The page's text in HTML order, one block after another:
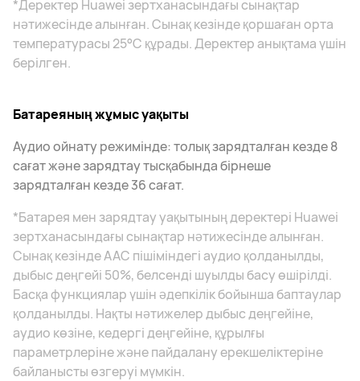
*Деректер Huawei зертханасындағы сынақтар
нәтижесінде алынған. Сынақ кезінде қоршаған орта
температурасы 25°С құрады. Деректер анықтама үшін
берілген.
Батареяның жұмыс уақыты
Аудио ойнату режимінде: толық зарядталған кезде 8
сағат және зарядтау тысқабында бірнеше
зарядталған кезде 36 сағат.
*Батарея мен зарядтау уақытының деректері Huawei
зертханасындағы сынақтар нәтижесінде алынған.
Сынақ кезінде AAC пішіміндегі аудио қолданылды,
дыбыс деңгейі 50%, белсенді шуылды басу өшірілді.
Басқа функциялар үшін әдепкілік бойынша баптаулар
қолданылды. Нақты нәтижелер дыбыс деңгейіне,
аудио көзіне, кедергі деңгейіне, құрылғы
параметрлеріне және пайдалану ерекшеліктеріне
байланысты өзгеруі мүмкін.